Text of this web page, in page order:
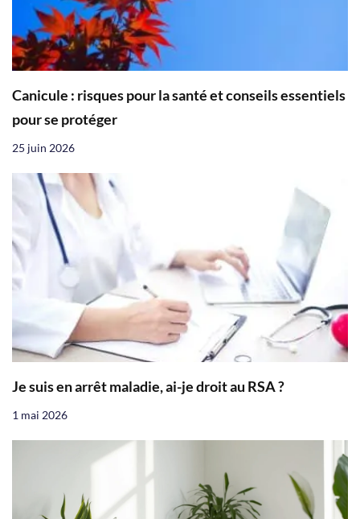
Canicule : risques pour la santé et conseils essentiels
pour se protéger
25 juin 2026
Je suis en arrêt maladie, ai-je droit au RSA ?
1 mai 2026